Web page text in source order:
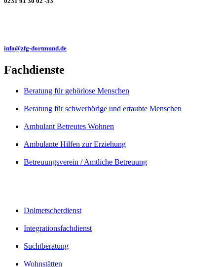
info@zfg-dortmund.de
Fachdienste
Beratung für gehörlose Menschen
Beratung für schwerhörige und ertaubte Menschen
Ambulant Betreutes Wohnen
Ambulante Hilfen zur Erziehung
Betreuungsverein / Amtliche Betreuung
Dolmetscherdienst
Integrationsfachdienst
Suchtberatung
Wohnstätten